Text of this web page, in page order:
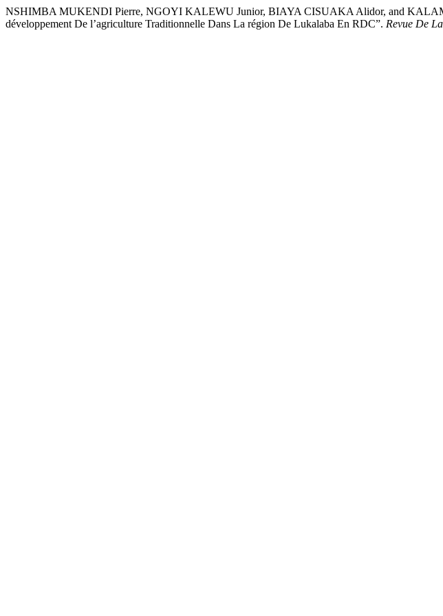
NSHIMBA MUKENDI Pierre, NGOYI KALEWU Junior, BIAYA CISUAKA Alidor, and
développement De l’agriculture Traditionnelle Dans La région De Lukalaba En RDC”. Revue De